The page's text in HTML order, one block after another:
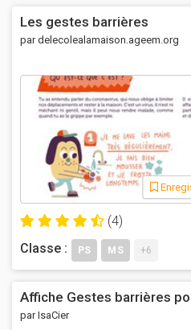
Les gestes barrières
par delecolealamaison.ageem.org
(4)
Classe :
PS MS +6
Affiche Gestes barrières
par IsaCier